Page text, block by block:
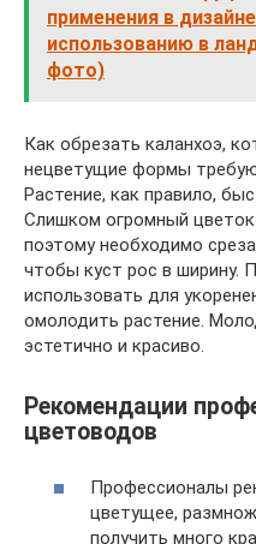
применения в
использованию в
фото)
Как обрезать каланхоэ,
нецветущие формы
Растение, как правило,
Слишком огромный
поэтому необходимо
чтобы куст рос в ширину.
использовать для
омолодить растение.
эстетично и красиво.
Рекомендации
цветоводов
Профессионалы
цветущее,
получить много